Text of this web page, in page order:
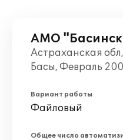
АМО
Астраханская
Басы, Февраль
Вариант работы
Файловый
Общее число